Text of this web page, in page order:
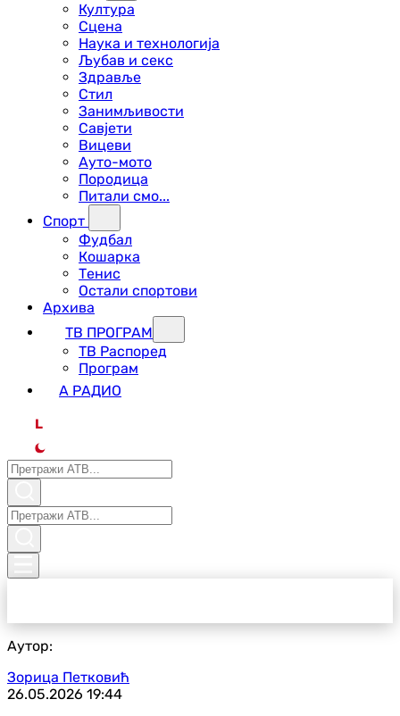
Култура
Сцена
Наука и технологија
Љубав и секс
Здравље
Стил
Занимљивости
Савјети
Вицеви
Ауто-мото
Породица
Питали смо...
Спорт
Фудбал
Кошарка
Тенис
Остали спортови
Архива
ТВ ПРОГРАМ
ТВ Распоред
Програм
А РАДИО
L
Аутор:
Зорица Петковић
26.05.2026 19:44